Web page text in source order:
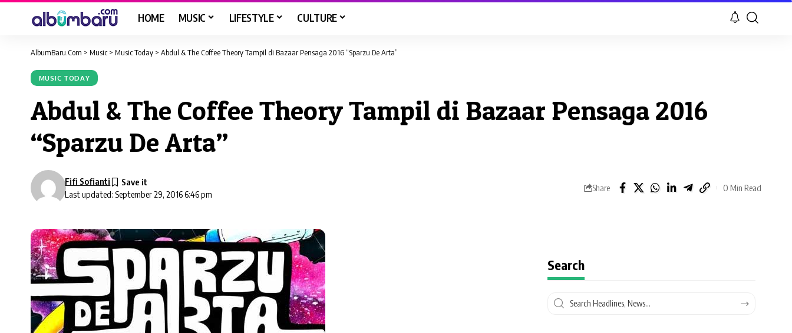
HOME MUSIC LIFESTYLE CULTURE
AlbumBaru.Com > Music > Music Today > Abdul & The Coffee Theory Tampil di Bazaar Pensaga 2016 “Sparzu De Arta”
MUSIC TODAY
Abdul & The Coffee Theory Tampil di Bazaar Pensaga 2016
“Sparzu De Arta”
Last updated: September 29, 2016 6:46 pm
Fifi Sofianti
Share 0 Min Read
Search